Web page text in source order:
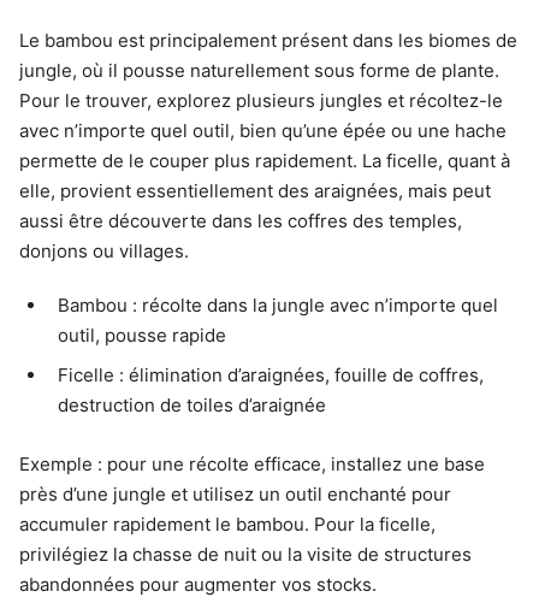
Le bambou est principalement présent dans les biomes de
jungle, où il pousse naturellement sous forme de plante.
Pour le trouver, explorez plusieurs jungles et récoltez-le
avec n’importe quel outil, bien qu’une épée ou une hache
permette de le couper plus rapidement. La ficelle, quant à
elle, provient essentiellement des araignées, mais peut
aussi être découverte dans les coffres des temples,
donjons ou villages.
Bambou : récolte dans la jungle avec n’importe quel
outil, pousse rapide
Ficelle : élimination d’araignées, fouille de coffres,
destruction de toiles d’araignée
Exemple : pour une récolte efficace, installez une base
près d’une jungle et utilisez un outil enchanté pour
accumuler rapidement le bambou. Pour la ficelle,
privilégiez la chasse de nuit ou la visite de structures
abandonnées pour augmenter vos stocks.